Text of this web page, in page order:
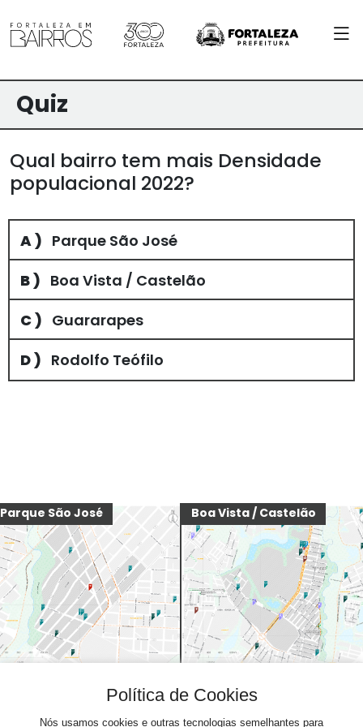
Quiz
Qual bairro tem mais Densidade
populacional 2022?
A ) Parque São José
B ) Boa Vista / Castelão
C ) Guararapes
D ) Rodolfo Teófilo
Parque São José Boa Vista / Castelão
Política de Cookies
Nós usamos cookies e outras tecnologias semelhantes para